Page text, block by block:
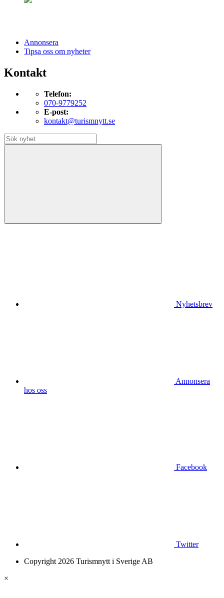
Annonsera
Tipsa oss om nyheter
Kontakt
Telefon:
070-9779252
E-post:
kontakt@turismnytt.se
Nyhetsbrev
Annonsera
hos oss
Facebook
Twitter
Copyright 2026 Turismnytt i Sverige AB
×